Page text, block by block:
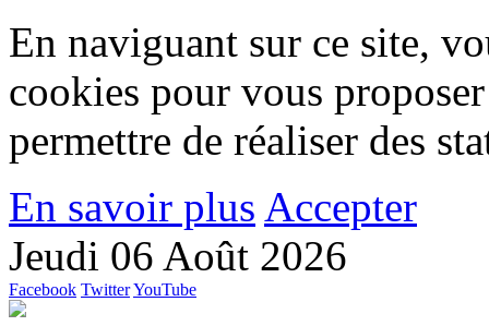
En naviguant sur ce site,
cookies pour vous
permettre de réaliser des
En savoir plus Accepter
Jeudi 06 Août 2026
Facebook TwitterYouTube